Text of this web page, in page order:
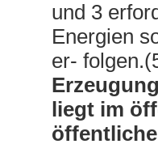
und 3
Energien
er-
liegt im